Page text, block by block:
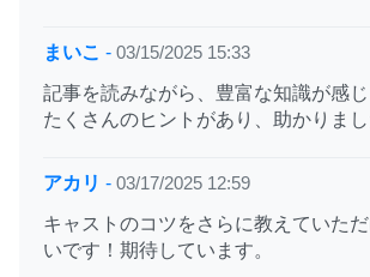
まいこ - 03/15/2025 15:33
記事を読みながら、豊富な知識が感じ
たくさんのヒントがあり、助かりまし
アカリ - 03/17/2025 12:59
キャストのコツをさらに教えていた
いです！期待しています。